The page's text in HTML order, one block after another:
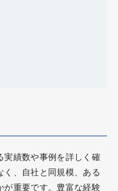
実績数や事例を詳しく確
く、自社と同規模、ある
が重要です。豊富な経験